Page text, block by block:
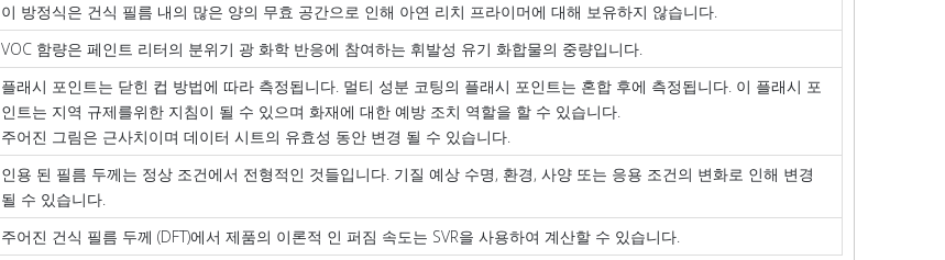
이 방정식은 건식 필름 내의 많은 양의 무효 공간으로 인해 아연 리치 프라이머에 대해 보유하지 않습니다.
VOC 함량은 페인트 리터의 분위기 광 화학 반응에 참여하는 휘발성 유기 화합물의 중량입니다.
플래시 포인트는 닫힌 컵 방법에 따라 측정됩니다. 멀티 성분 코팅의 플래시 포인트는 혼합 후에 측정됩니다. 이 플래시 포
인트는 지역 규제를위한 지침이 될 수 있으며 화재에 대한 예방 조치 역할을 할 수 있습니다.
주어진 그림은 근사치이며 데이터 시트의 유효성 동안 변경 될 수 있습니다.
인용 된 필름 두께는 정상 조건에서 전형적인 것들입니다. 기질 예상 수명, 환경, 사양 또는 응용 조건의 변화로 인해 변경
될 수 있습니다.
주어진 건식 필름 두께 (DFT)에서 제품의 이론적 인 퍼짐 속도는 SVR을 사용하여 계산할 수 있습니다.